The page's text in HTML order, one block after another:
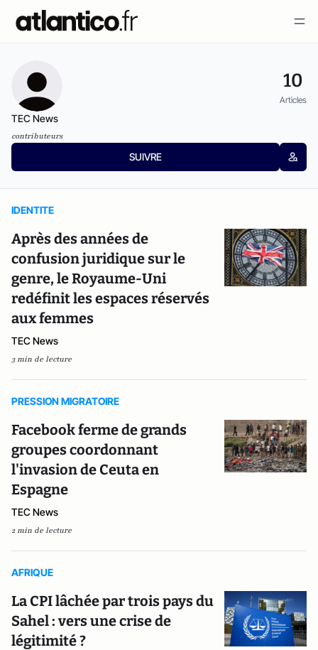
10
Articles
TEC News
contributeurs
SUIVRE
IDENTITE
Après des années de
confusion juridique sur le
genre, le Royaume-Uni
redéfinit les espaces réservés
aux femmes
TEC News
3 min de lecture
PRESSION MIGRATOIRE
Facebook ferme de grands
groupes coordonnant
l'invasion de Ceuta en
Espagne
TEC News
2 min de lecture
AFRIQUE
La CPI lâchée par trois pays du
Sahel : vers une crise de
légitimité ?